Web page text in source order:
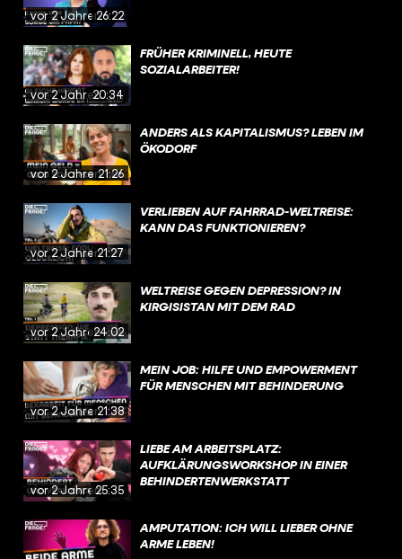
vor 2 Jahren26:22
vor 2 Jahren20:34
FRÜHER KRIMINELL, HEUTE
SOZIALARBEITER!
vor 2 Jahren21:26
ANDERS ALS KAPITALISMUS? LEBEN IM
ÖKODORF
vor 2 Jahren21:27
VERLIEBEN AUF FAHRRAD-WELTREISE:
KANN DAS FUNKTIONIEREN?
vor 2 Jahren24:02
WELTREISE GEGEN DEPRESSION? IN
KIRGISISTAN MIT DEM RAD
vor 2 Jahren21:38
MEIN JOB: HILFE UND EMPOWERMENT
FÜR MENSCHEN MIT BEHINDERUNG
vor 2 Jahren25:35
LIEBE AM ARBEITSPLATZ:
AUFKLÄRUNGSWORKSHOP IN EINER
BEHINDERTENWERKSTATT
AMPUTATION: ICH WILL LIEBER OHNE
ARME LEBEN!